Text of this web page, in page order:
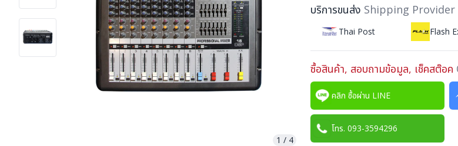
1 / 4
บริการขนส่ง Shipping Provider
Thai Post Flash
ซื้อสินค้า, สอบถามข้อมูล, เช็คสต๊อค
คลิก ซื้อผ่าน LINE
โทร. 093-3594296